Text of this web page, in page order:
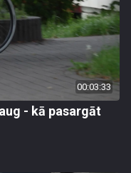
00:03:33
- kā pasargāt